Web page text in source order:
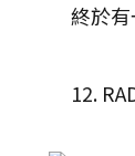
終於
12.